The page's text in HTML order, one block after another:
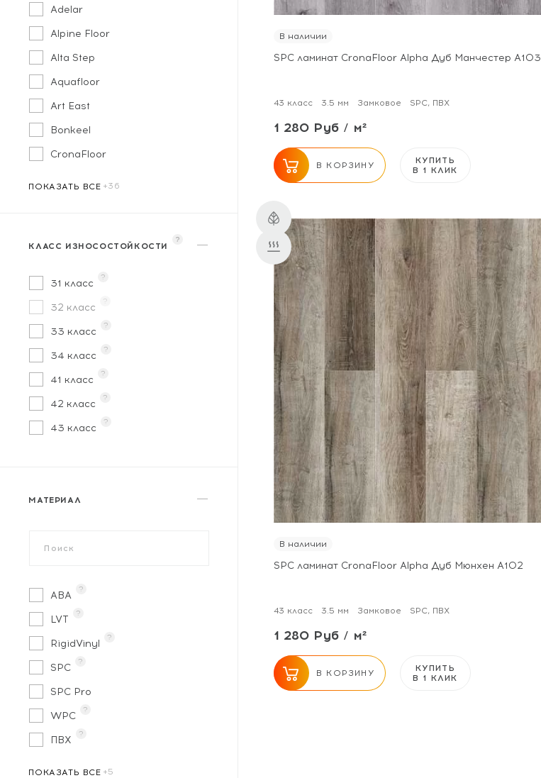
Adelar
Alpine Floor
Alta Step
Aquafloor
Art East
Bonkeel
CronaFloor
ПОКАЗАТЬ ВСЕ
КЛАСС ИЗНОСОСТОЙКОСТИ
?
31 класс
?
32 класс
?
33 класс
?
34 класс
?
41 класс
?
42 класс
?
43 класс
?
МАТЕРИАЛ
ABA
?
LVT
?
RigidVinyl
?
SPC
?
SPC Pro
WPC
?
ПВХ
?
ПОКАЗАТЬ ВСЕ
В наличии
SPC ламинат CronaFloor Alpha Дуб Манчестер А103
43 класс 3.5 мм Замковое SPC, ПВХ
1 280 Руб / м²
В КОРЗИНУ
КУПИТЬ
В 1 КЛИК
В наличии
SPC ламинат CronaFloor Alpha Дуб Мюнхен А102
43 класс 3.5 мм Замковое SPC, ПВХ
1 280 Руб / м²
В КОРЗИНУ
КУПИТЬ
В 1 КЛИК